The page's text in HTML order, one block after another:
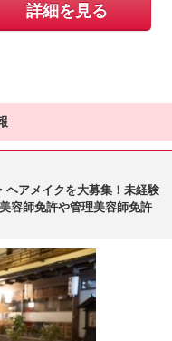
詳細を見る
ヘアメイクを大募集！未経験
容師免許や管理美容師免許